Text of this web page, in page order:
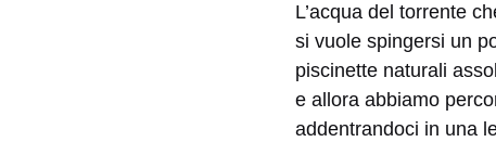
L’acqua del torrente
si vuole spingersi un
piscinette naturali
e allora abbiamo
addentrandoci in una